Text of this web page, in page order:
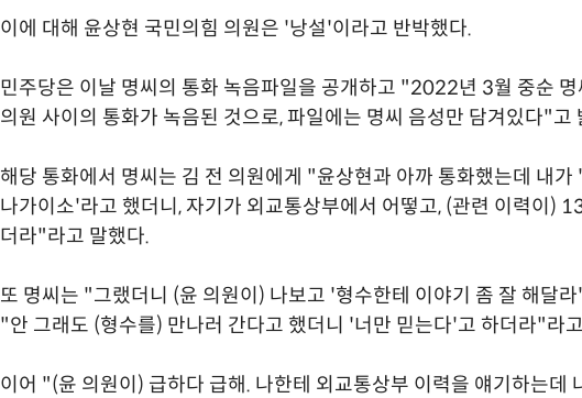
이에 대해 윤상현 국민의힘 의원은 '낭설'이라고 반박했다.
민주당은 이날 명씨의 통화 녹음파일을 공개하고 "2022년 3월 중순 명
의원 사이의 통화가 녹음된 것으로, 파일에는 명씨 음성만 담겨있다"고
해당 통화에서 명씨는 김 전 의원에게 "윤상현과 아까 통화했는데 내가
나가이소'라고 했더니, 자기가 외교통상부에서 어떻고, (관련 이력이)
더라"라고 말했다.
또 명씨는 "그랬더니 (윤 의원이) 나보고 '형수한테 이야기 좀 잘 해달
"안 그래도 (형수를) 만나러 간다고 했더니 '너만 믿는다'고 하더라"라
이어 "(윤 의원이) 급하다 급해. 나한테 외교통상부 이력을 얘기하는데